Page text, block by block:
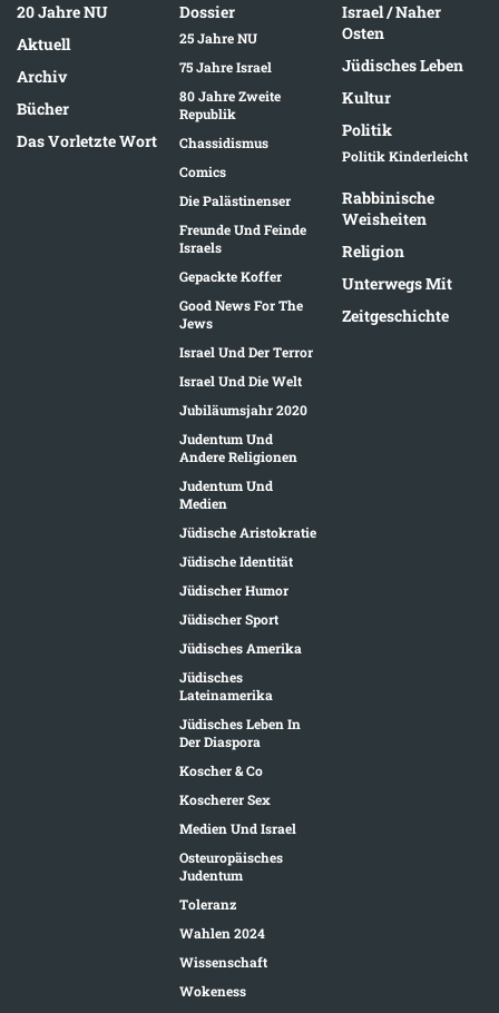
20 Jahre NU
Aktuell
Archiv
Bücher
Das Vorletzte Wort
Dossier
25 Jahre NU
75 Jahre Israel
80 Jahre Zweite
Republik
Chassidismus
Comics
Die Palästinenser
Freunde Und Feinde
Israels
Gepackte Koffer
Good News For The
Jews
Israel Und Der Terror
Israel Und Die Welt
Jubiläumsjahr 2020
Judentum Und
Andere Religionen
Judentum Und
Medien
Jüdische Aristokratie
Jüdische Identität
Jüdischer Humor
Jüdischer Sport
Jüdisches Amerika
Jüdisches
Lateinamerika
Jüdisches Leben In
Der Diaspora
Koscher & Co
Koscherer Sex
Medien Und Israel
Osteuropäisches
Judentum
Toleranz
Wahlen 2024
Wissenschaft
Wokeness
Israel / Naher
Osten
Jüdisches Leben
Kultur
Politik
Politik Kinderleicht
Rabbinische
Weisheiten
Religion
Unterwegs Mit
Zeitgeschichte